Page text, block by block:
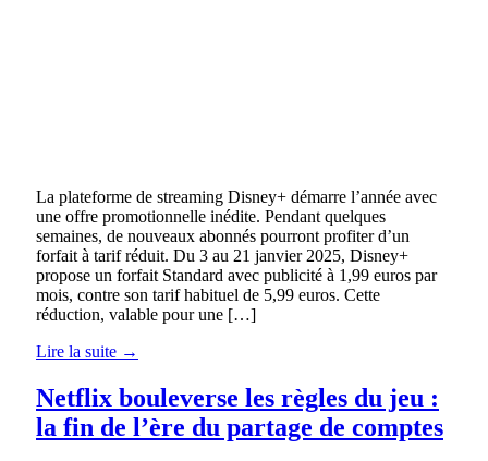
La plateforme de streaming Disney+ démarre l’année avec
une offre promotionnelle inédite. Pendant quelques
semaines, de nouveaux abonnés pourront profiter d’un
forfait à tarif réduit. Du 3 au 21 janvier 2025, Disney+
propose un forfait Standard avec publicité à 1,99 euros par
mois, contre son tarif habituel de 5,99 euros. Cette
réduction, valable pour une […]
Lire la suite →
Netflix bouleverse les règles du jeu :
la fin de l’ère du partage de comptes